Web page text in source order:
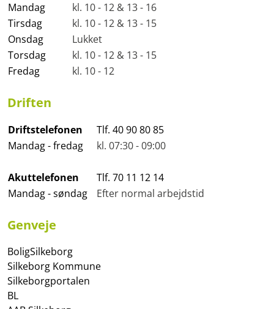
Mandag
kl. 10 - 12 & 13 - 16
Tirsdag
kl. 10 - 12 & 13 - 15
Onsdag
Lukket
Torsdag
kl. 10 - 12 & 13 - 15
Fredag
kl. 10 - 12
Driften
Driftstelefonen
Tlf. 40 90 80 85
Mandag - fredag
kl. 07:30 - 09:00
Akuttelefonen
Tlf. 70 11 12 14
Mandag - søndag
Efter normal arbejdstid
Genveje
BoligSilkeborg
Silkeborg Kommune
Silkeborgportalen
BL